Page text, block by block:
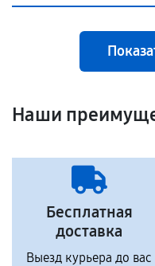
Наши
Бесплатная
доставка
Выезд курьера до вас